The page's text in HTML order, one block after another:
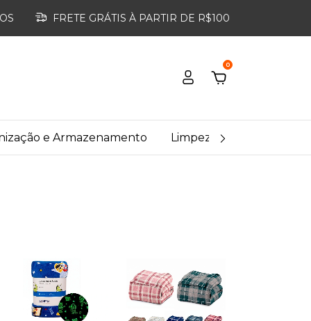
FRETE GRÁTIS À PARTIR DE R$100
0
e Armazenamento Limpeza Doméstica